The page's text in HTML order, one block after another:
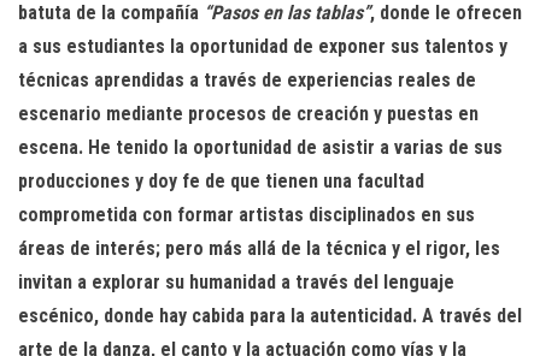
batuta de la compañía “Pasos en las tablas”, donde le ofrecen
a sus estudiantes la oportunidad de exponer sus talentos y
técnicas aprendidas a través de experiencias reales de
escenario mediante procesos de creación y puestas en
escena. He tenido la oportunidad de asistir a varias de sus
producciones y doy fe de que tienen una facultad
comprometida con formar artistas disciplinados en sus
áreas de interés; pero más allá de la técnica y el rigor, les
invitan a explorar su humanidad a través del lenguaje
escénico, donde hay cabida para la autenticidad. A través del
arte de la danza, el canto y la actuación como vías y la